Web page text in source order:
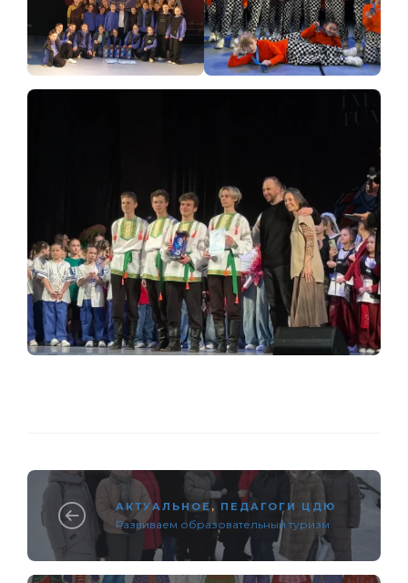
АКТУАЛЬНОЕ, ПЕДАГОГИ ЦДЮ
Развиваем образовательный туризм